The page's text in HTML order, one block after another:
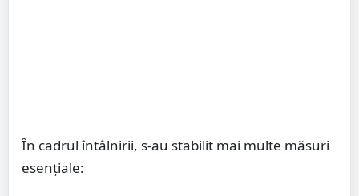
În cadrul întâlnirii, s-au stabilit mai multe măsuri
esențiale: